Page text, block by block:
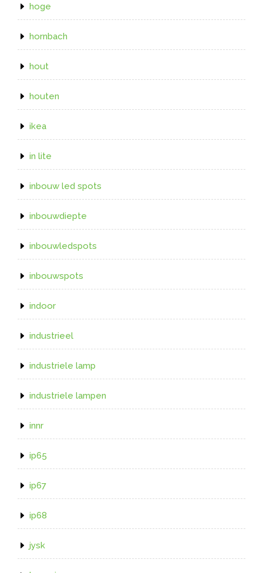
hoge
hornbach
hout
houten
ikea
in lite
inbouw led spots
inbouwdiepte
inbouwledspots
inbouwspots
indoor
industrieel
industriele lamp
industriele lampen
innr
ip65
ip67
ip68
jysk